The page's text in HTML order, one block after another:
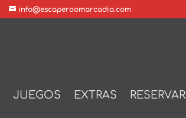
info@escaperoomarcadia.com
JUEGOS EXTRAS RESERVAR